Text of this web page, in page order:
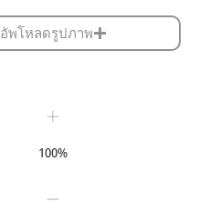
อัพโหลดรูปภาพ
100%